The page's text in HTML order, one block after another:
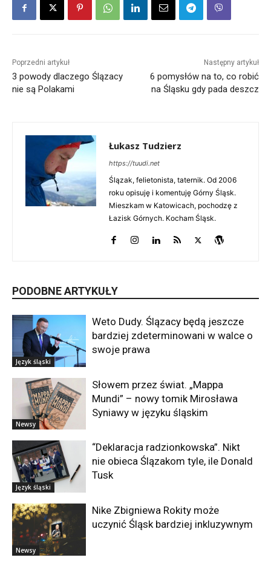
Poprzedni artykuł
3 powody dlaczego Ślązacy
nie są Polakami
Następny artykuł
6 pomysłów na to, co robić
na Śląsku gdy pada deszcz
Łukasz Tudzierz
https://tuudi.net
Ślązak, felietonista, taternik. Od 2006
roku opisuję i komentuję Górny Śląsk.
Mieszkam w Katowicach, pochodzę z
Łazisk Górnych. Kocham Śląsk.
PODOBNE ARTYKUŁY
Język śląski
Weto Dudy. Ślązacy będą jeszcze
bardziej zdeterminowani w walce o
swoje prawa
Newsy
Słowem przez świat. „Mappa
Mundi” – nowy tomik Mirosława
Syniawy w języku śląskim
Język śląski
“Deklaracja radzionkowska”. Nikt
nie obieca Ślązakom tyle, ile Donald
Tusk
Newsy
Nike Zbigniewa Rokity może
uczynić Śląsk bardziej inkluzywnym